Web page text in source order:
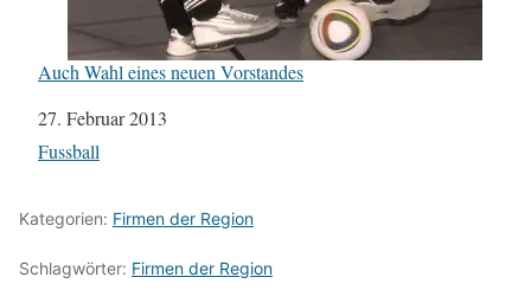
Auch Wahl eines neuen Vorstandes
Datum
27. Februar 2013
In Bezug auf
Fussball
Kategorien: Firmen der Region
Schlagwörter: Firmen der Region